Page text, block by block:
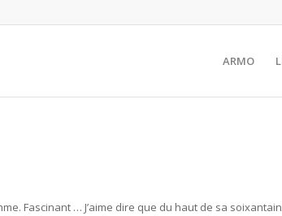
ARMO
Fascinant … J’aime dire que du haut de sa